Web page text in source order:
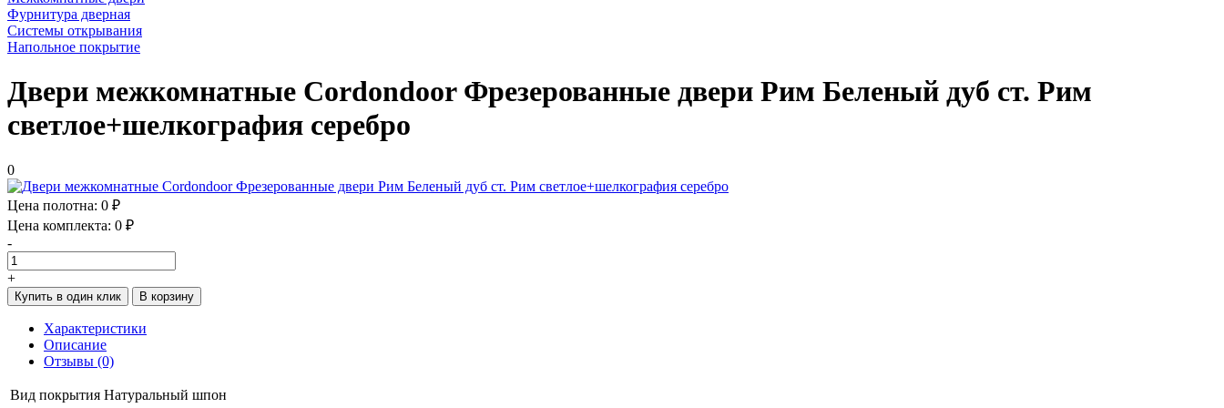
Фурнитура дверная
Системы открывания
Напольное покрытие
Двери межкомнатные Cordondoor Фрезерованные двери Рим Беленый дуб ст. Рим
светлое+шелкография серебро
0
Цена полотна: 0 ₽
Цена комплекта: 0 ₽
-
+
Купить в один клик В корзину
Характеристики
Описание
Отзывы (0)
Вид покрытия Натуральный шпон